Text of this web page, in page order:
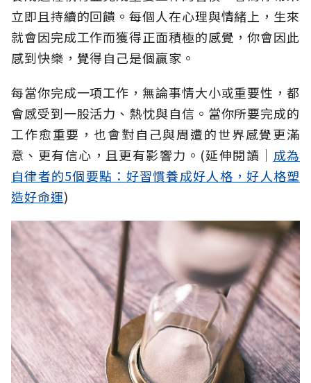
立即且持續的回饋。每個人在心理與情緒上，生來
就會因完成工作而獲得正面積極的感覺，你會因此
感到快樂，覺得自己是個贏家。
每當你完成一項工作，無論事情大小或重要性，都
會感受到一股活力、熱忱與自信。當你所要完成的
工作愈重要，也會對自己與周遭的世界感覺更滿
意、更有信心，且更有影響力。(延伸閱讀│ 成為
自律者的5個要點：好習慣養成好人格，好人格塑
造好命運)